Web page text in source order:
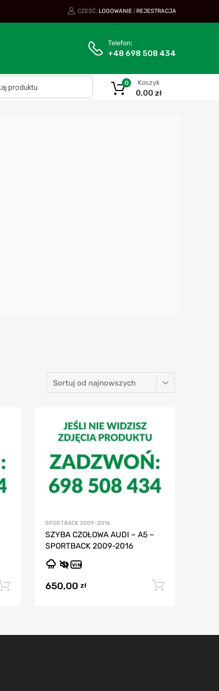
CZEŚĆ. LOGOWANIE REJESTRACJA
Telefon:
+48 698 508 434
Koszyk
0,00 zł
0
Dodaj do koszyka
SPORTBACK 2009-2016
SZYBA CZOŁOWA AUDI – A5 –
SPORTBACK 2009-2016
VIN
650,00 zł